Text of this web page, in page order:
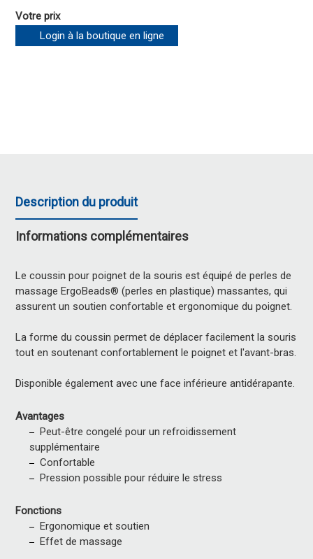
Votre prix
Login à la boutique en ligne
Description du produit
Informations complémentaires
Le coussin pour poignet de la souris est équipé de perles de
massage ErgoBeads® (perles en plastique) massantes, qui
assurent un soutien confortable et ergonomique du poignet.
La forme du coussin permet de déplacer facilement la souris
tout en soutenant confortablement le poignet et l'avant-bras.
Disponible également avec une face inférieure antidérapante.
Avantages
Peut-être congelé pour un refroidissement
supplémentaire
Confortable
Pression possible pour réduire le stress
Fonctions
Ergonomique et soutien
Effet de massage